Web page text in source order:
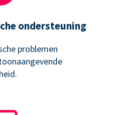
ondersteuning
problemen